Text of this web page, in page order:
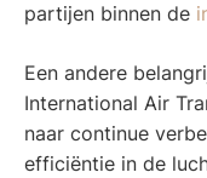
partijen binnen de
Een andere
International Air
naar continue
efficiëntie in de